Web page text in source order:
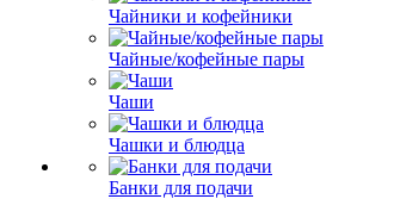
Чайники и кофейники
Чайные/кофейные пары
Чаши
Чашки и блюдца
Банки для подачи